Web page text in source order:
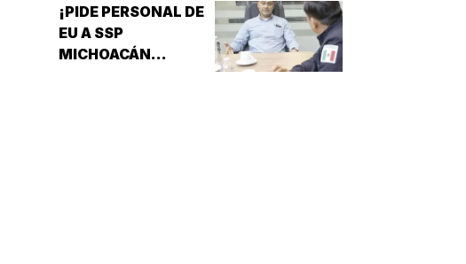
¡PIDE PERSONAL DE
EU A SSP
MICHOACÁN